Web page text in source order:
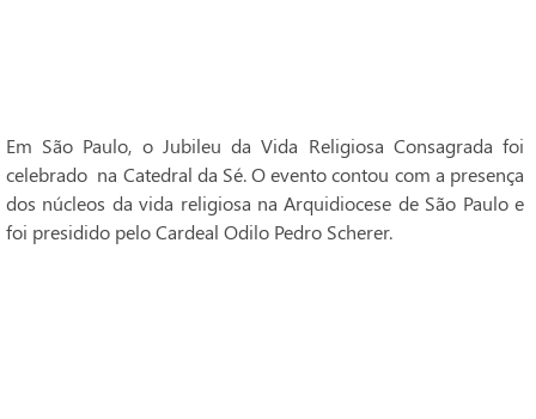
Em São Paulo, o Jubileu da Vida Religiosa Consagrada foi
celebrado na Catedral da Sé. O evento contou com a presença
dos núcleos da vida religiosa na Arquidiocese de São Paulo e
foi presidido pelo Cardeal Odilo Pedro Scherer.